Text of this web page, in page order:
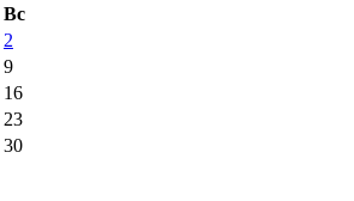
Вс
2
9
16
23
30